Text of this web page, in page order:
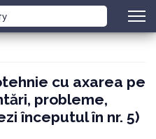
cu axarea pe
probleme,
începutul în nr. 5)